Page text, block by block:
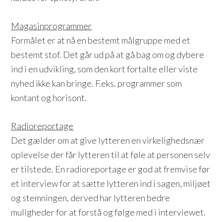
Magasinprogrammer
Formålet er at nå en bestemt målgruppe med et
bestemt stof. Det går ud på at gå bag om og dybere
ind i en udvikling, som den kort fortalte eller viste
nyhed ikke kan bringe. F.eks. programmer som
kontant og horisont.
Radioreportage
Det gælder om at give lytteren en virkelighedsnær
oplevelse der får lytteren til at føle at personen selv
er tilstede. En radioreportage er god at fremvise før
et interview for at sætte lytteren ind i sagen, miljøet
og stemningen, derved har lytteren bedre
muligheder for at forstå og følge med i interviewet.